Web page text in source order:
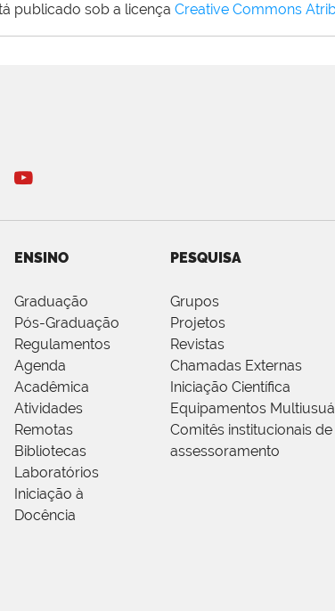
publicado sob a licença Creative Commons
ENSINO
Graduação
Pós-Graduação
Regulamentos
Agenda
Acadêmica
Atividades
Remotas
Bibliotecas
Laboratórios
Iniciação à
Docência
PESQUISA
Grupos
Projetos
Revistas
Chamadas Externas
Iniciação Científica
Equipamentos
Comitês institucionais de
assessoramento